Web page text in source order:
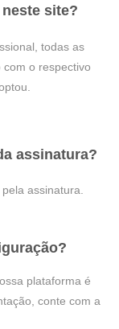
site?
todas as
o respectivo
assinatura?
assinatura.
plataforma é
conte com a